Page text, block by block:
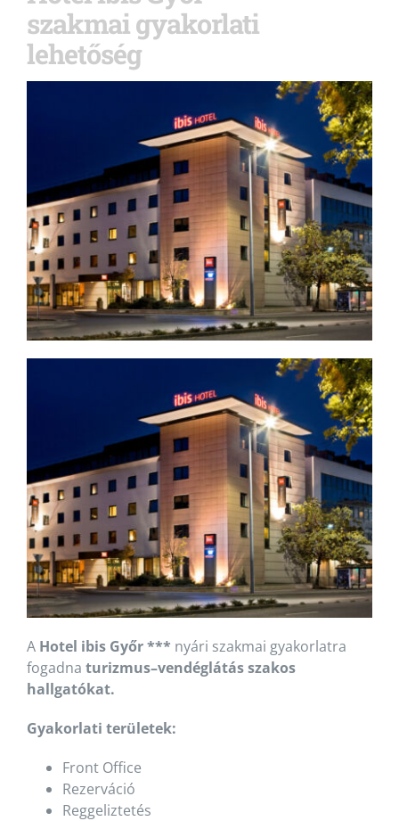
szakmai gyakorlati
lehetőség
A Hotel ibis Győr *** nyári szakmai gyakorlatra
fogadna turizmus–vendéglátás szakos
hallgatókat.
Gyakorlati területek:
Front Office
Rezerváció
Reggeliztetés